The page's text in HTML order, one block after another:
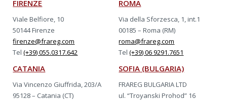
FIRENZE
Viale Belfiore, 10
50144 Firenze
firenze@frareg.com
Tel(+39) 055.0317.642
ROMA
Via della Sforzesca, 1, int.1
00185 – Roma (RM)
roma@frareg.com
Tel(+39) 06 9291.7651
CATANIA
Via Vincenzo Giuffrida, 203/A
95128 – Catania (CT)
SOFIA (BULGARIA)
FRAREG BULGARIA LTD
ul. “Troyanski Prohod” 16